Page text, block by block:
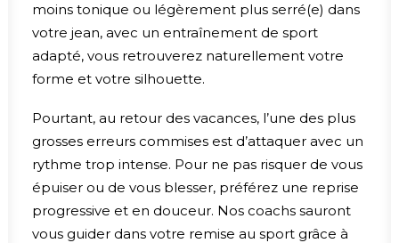
moins tonique ou légèrement plus serré(e) dans
votre jean, avec un entraînement de sport
adapté, vous retrouverez naturellement votre
forme et votre silhouette.
Pourtant, au retour des vacances, l’une des plus
grosses erreurs commises est d’attaquer avec un
rythme trop intense. Pour ne pas risquer de vous
épuiser ou de vous blesser, préférez une reprise
progressive et en douceur. Nos coachs sauront
vous guider dans votre remise au sport grâce à